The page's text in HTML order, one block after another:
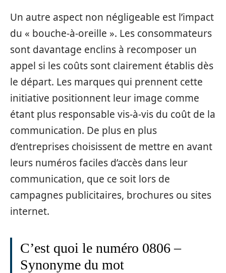
Un autre aspect non négligeable est l’impact
du « bouche-à-oreille ». Les consommateurs
sont davantage enclins à recomposer un
appel si les coûts sont clairement établis dès
le départ. Les marques qui prennent cette
initiative positionnent leur image comme
étant plus responsable vis-à-vis du coût de la
communication. De plus en plus
d’entreprises choisissent de mettre en avant
leurs numéros faciles d’accès dans leur
communication, que ce soit lors de
campagnes publicitaires, brochures ou sites
internet.
C’est quoi le numéro 0806 –
Synonyme du mot